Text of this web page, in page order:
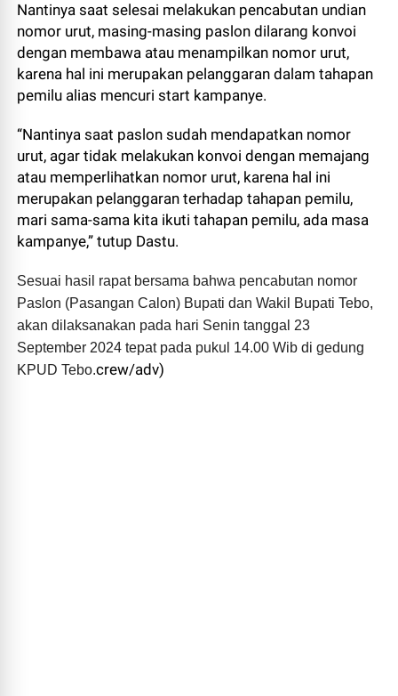
Nantinya saat selesai melakukan pencabutan undian
nomor urut, masing-masing paslon dilarang konvoi
dengan membawa atau menampilkan nomor urut,
karena hal ini merupakan pelanggaran dalam tahapan
pemilu alias mencuri start kampanye.
“Nantinya saat paslon sudah mendapatkan nomor
urut, agar tidak melakukan konvoi dengan memajang
atau memperlihatkan nomor urut, karena hal ini
merupakan pelanggaran terhadap tahapan pemilu,
mari sama-sama kita ikuti tahapan pemilu, ada masa
kampanye,” tutup Dastu.
Sesuai hasil rapat bersama bahwa pencabutan nomor
Paslon (Pasangan Calon) Bupati dan Wakil Bupati Tebo,
akan dilaksanakan pada hari Senin tanggal 23
September 2024 tepat pada pukul 14.00 Wib di gedung
KPUD Tebo.crew/adv)